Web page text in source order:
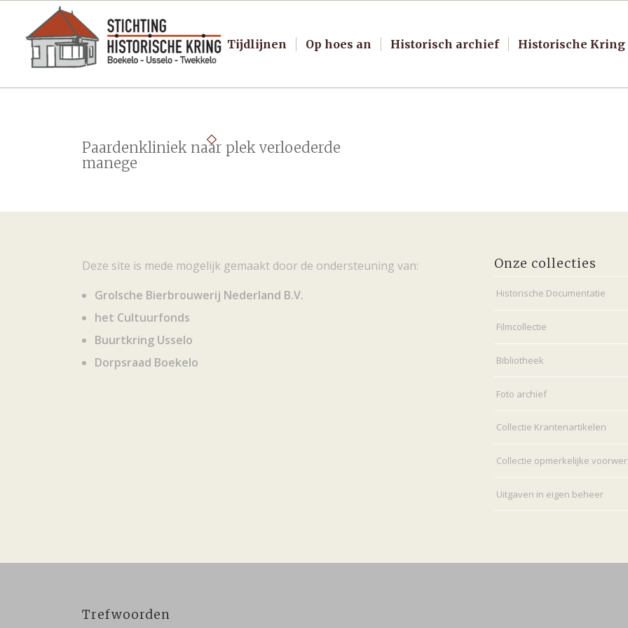
Tijdlijnen Op hoes an Historisch archief Historische Kring
Paardenkliniek naar plek verloederde
manege
Deze site is mede mogelijk gemaakt door de ondersteuning van:
Grolsche Bierbrouwerij Nederland B.V.
het Cultuurfonds
Buurtkring Usselo
Dorpsraad Boekelo
Onze collecties
Historische Documentatie
Filmcollectie
Bibliotheek
Foto archief
Collectie Krantenartikelen
Collectie opmerkelijke
Uitgaven in eigen beheer
Trefwoorden